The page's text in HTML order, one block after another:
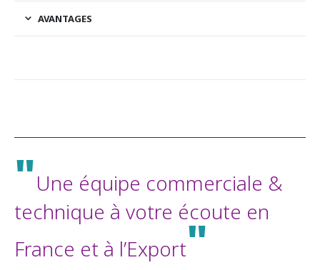
AVANTAGES
"Une équipe commerciale &
technique à votre écoute en
France et à l’Export"